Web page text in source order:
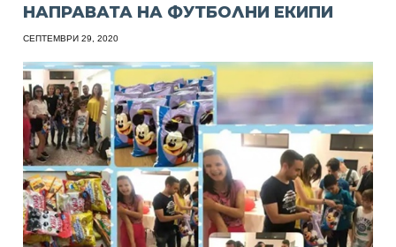
НАПРАВАТА НА ФУТБОЛНИ ЕКИПИ
СЕПТЕМВРИ 29, 2020